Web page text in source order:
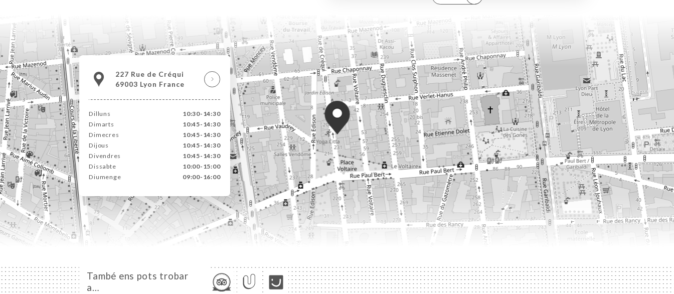
227 Rue de Créqui
69003 Lyon France
Dilluns
10:30-14:30
Dimarts
10:45-14:30
Dimecres
10:45-14:30
Dijous
10:45-14:30
Divendres
10:45-14:30
Dissabte
10:00-15:00
Diumenge
09:00-16:00
També ens pots trobar
a…